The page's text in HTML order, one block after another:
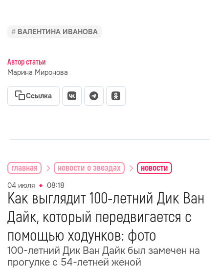
ВАЛЕНТИНА ИВАНОВА
Автор статьи
Марина Миронова
Ссылка
главная новости о звездах новости
04 июля 08:18
Как выглядит 100-летний Дик Ван
Дайк, который передвигается с
помощью ходунков: фото
100-летний Дик Ван Дайк был замечен на
прогулке с 54-летней женой